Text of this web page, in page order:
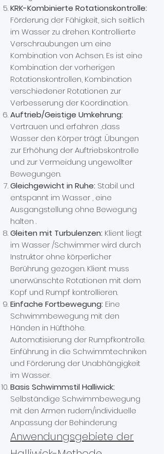
KRK-Kombinierte Rotationskontrolle:
Förderung der Fähigkeit, sich seitlich
im Wasser zu drehen. Kontrollierte
Verschraubungen um eine
Kombination von Achsen. Es ist eine
Kombination der vorherigen
Rotationskontrollen, Kombination
verschiedener Rotationen zur
Verbesserung der Koordination.
Auftrieb/Geistige Umkehrung:
Vertrauen und erfahren ,dass
Wasser den Körper trägt .Übungen
zur Erhöhung der Auftriebskontrolle
und zur Vermeidung ungewollter
Bewegungen.
Gleichgewicht in Ruhe: Stabil und
entspannt im Wasser , eine
Ausgangstellung ohne Bewegung
halten .
Gleiten mit Turbulenzen: Klient liegt
im Wasser /Schwimmer wird durch
Instruktor ohne körperlicher
Berührung gezogen. Klient muss
unerwünschte Rotationen mit dem
Kopf und Rumpf kontrollieren.
Einfache Fortbewegung: Eine
Schwimmbewegung mit den
Händen in Hüfthöhe.
Automatisierung der Rumpfkontrolle.
Einführung in die Schwimmtechniken
und Förderung der Unabhängigkeit
im Wasser.
Basis Schwimmstil Halliwick:
Selbständige Schwimmbewegung
mit den Armen rudern/individuelle
Anpassung der Behinderung
Anwendungsgebiete der